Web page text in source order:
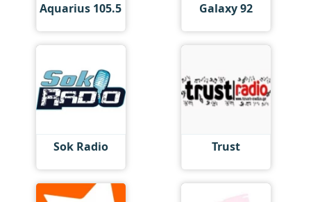
Aquarius 105.5 Galaxy 92
Sok Radio Trust